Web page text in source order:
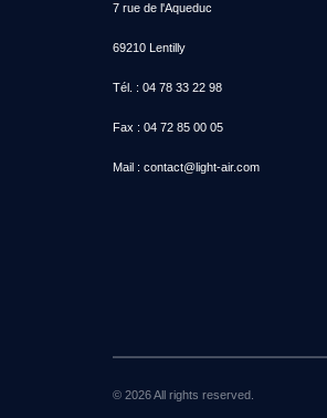
7 rue de l'Aqueduc
69210 Lentilly
Tél. : 04 78 33 22 98
Fax : 04 72 85 00 05
Mail : contact@light-air.com
© 2026 All rights reserved.